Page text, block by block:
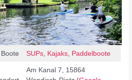
Boote SUPs, Kajaks, Paddelboote
Am Kanal 7, 15864